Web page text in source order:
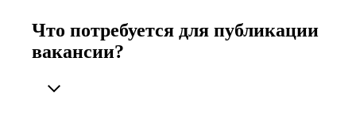
Что потребуется для публикации
вакансии?